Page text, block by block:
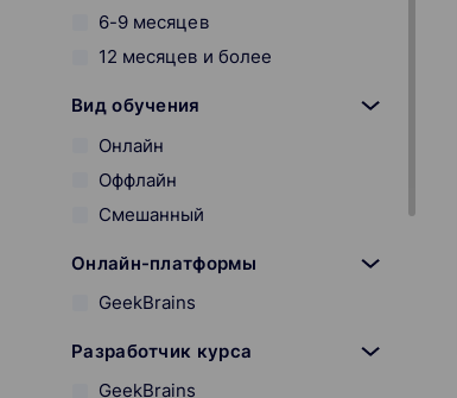
6-9 месяцев
12 месяцев и более
Вид обучения
Онлайн
Оффлайн
Смешанный
Онлайн-платформы
GeekBrains
Разработчик курса
GeekBrains